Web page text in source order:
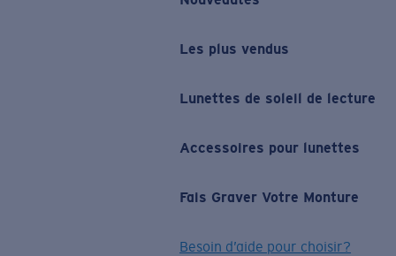
Les plus vendus
Lunettes de soleil de lecture
Accessoires pour lunettes
Fais Graver Votre Monture
Besoin d’aide pour choisir?